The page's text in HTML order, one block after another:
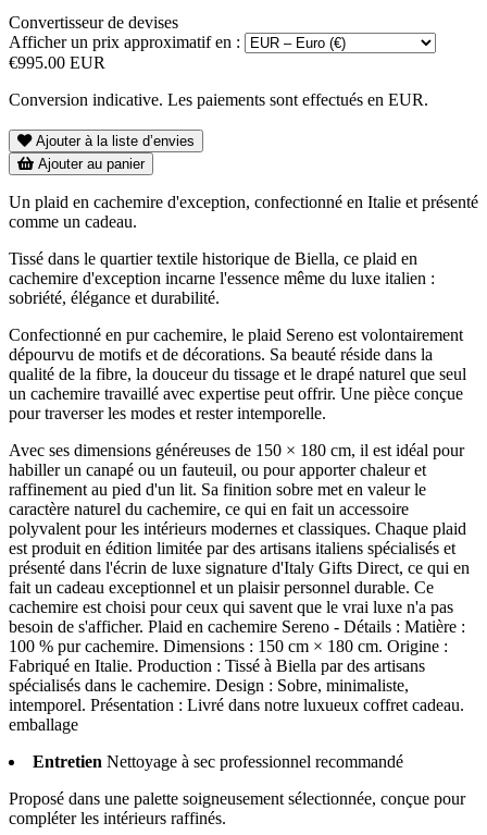
Convertisseur de devises
Afficher un prix approximatif en :
€995.00 EUR
Conversion indicative. Les paiements sont effectués en EUR.
Ajouter à la liste d’envies
Ajouter au panier
Un plaid en cachemire d'exception, confectionné en Italie et présenté
comme un cadeau.
Tissé dans le quartier textile historique de Biella, ce plaid en
cachemire d'exception incarne l'essence même du luxe italien :
sobriété, élégance et durabilité.
Confectionné en pur cachemire, le plaid Sereno est volontairement
dépourvu de motifs et de décorations. Sa beauté réside dans la
qualité de la fibre, la douceur du tissage et le drapé naturel que seul
un cachemire travaillé avec expertise peut offrir. Une pièce conçue
pour traverser les modes et rester intemporelle.
Avec ses dimensions généreuses de 150 × 180 cm, il est idéal pour
habiller un canapé ou un fauteuil, ou pour apporter chaleur et
raffinement au pied d'un lit. Sa finition sobre met en valeur le
caractère naturel du cachemire, ce qui en fait un accessoire
polyvalent pour les intérieurs modernes et classiques. Chaque plaid
est produit en édition limitée par des artisans italiens spécialisés et
présenté dans l'écrin de luxe signature d'Italy Gifts Direct, ce qui en
fait un cadeau exceptionnel et un plaisir personnel durable. Ce
cachemire est choisi pour ceux qui savent que le vrai luxe n'a pas
besoin de s'afficher. Plaid en cachemire Sereno - Détails : Matière :
100 % pur cachemire. Dimensions : 150 cm × 180 cm. Origine :
Fabriqué en Italie. Production : Tissé à Biella par des artisans
spécialisés dans le cachemire. Design : Sobre, minimaliste,
intemporel. Présentation : Livré dans notre luxueux coffret cadeau.
emballage
Entretien Nettoyage à sec professionnel recommandé
Proposé dans une palette soigneusement sélectionnée, conçue pour
compléter les intérieurs raffinés.